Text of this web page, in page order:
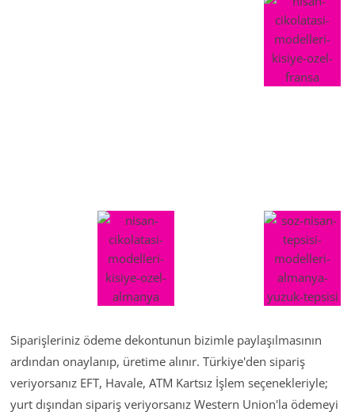
Siparişleriniz ödeme dekontunun bizimle paylaşılmasının
ardından onaylanıp, üretime alınır. Türkiye'den sipariş
veriyorsanız EFT, Havale, ATM Kartsız İşlem seçenekleriyle;
yurt dışından sipariş veriyorsanız Western Union'la ödemeyi